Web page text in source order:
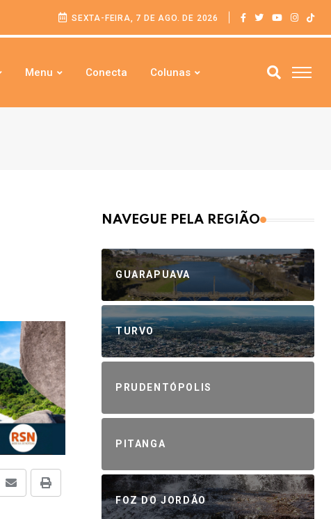
SEXTA-FEIRA, 7 DE AGO. DE 2026
Menu Conecta Colunas
NAVEGUE PELA REGIÃO
GUARAPUAVA
TURVO
PRUDENTÓPOLIS
PITANGA
FOZ DO JORDÃO